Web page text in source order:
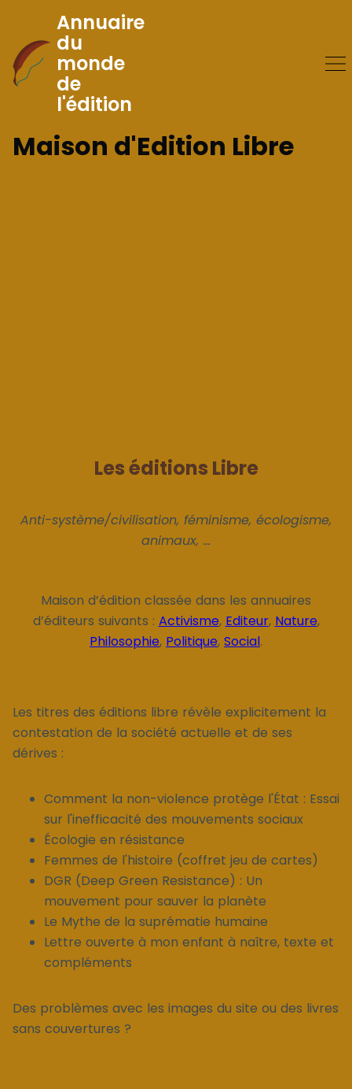
Skip
to
Content
Annuaire
du
monde
de
l'édition
Maison d'Edition Libre
Les éditions Libre
Anti-système/civilisation, féminisme, écologisme,
animaux, ...
Maison d’édition classée dans les annuaires
d’éditeurs suivants : Activisme, Editeur, Nature,
Philosophie, Politique, Social.
Les titres des éditions libre révèle explicitement la
contestation de la société actuelle et de ses
dérives :
Comment la non-violence protège l'État : Essai
sur l'inefficacité des mouvements sociaux
Écologie en résistance
Femmes de l'histoire (coffret jeu de cartes)
DGR (Deep Green Resistance) : Un
mouvement pour sauver la planète
Le Mythe de la suprématie humaine
Lettre ouverte à mon enfant à naître, texte et
compléments
Des problèmes avec les images du site ou des livres
sans couvertures ?